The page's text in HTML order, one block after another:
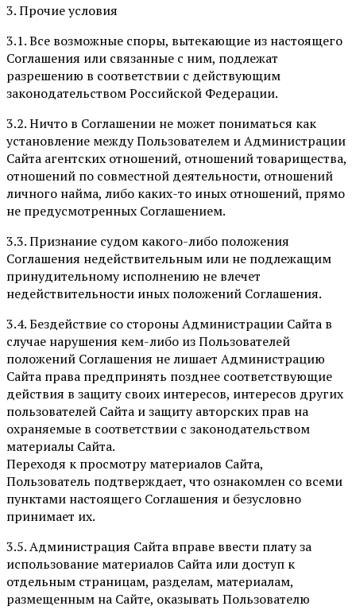
3. Прочие условия
3.1. Все возможные споры, вытекающие из настоящего
Соглашения или связанные с ним, подлежат
разрешению в соответствии с действующим
законодательством Российской Федерации.
3.2. Ничто в Соглашении не может пониматься как
установление между Пользователем и Администрации
Сайта агентских отношений, отношений товарищества,
отношений по совместной деятельности, отношений
личного найма, либо каких-то иных отношений, прямо
не предусмотренных Соглашением.
3.3. Признание судом какого-либо положения
Соглашения недействительным или не подлежащим
принудительному исполнению не влечет
недействительности иных положений Соглашения.
3.4. Бездействие со стороны Администрации Сайта в
случае нарушения кем-либо из Пользователей
положений Соглашения не лишает Администрацию
Сайта права предпринять позднее соответствующие
действия в защиту своих интересов, интересов других
пользователей Сайта и защиту авторских прав на
охраняемые в соответствии с законодательством
материалы Сайта.
Переходя к просмотру материалов Сайта,
Пользователь подтверждает, что ознакомлен со всеми
пунктами настоящего Соглашения и безусловно
принимает их.
3.5. Администрация Сайта вправе ввести плату за
использование материалов Сайта или доступ к
отдельным страницам, разделам, материалам,
размещенным на Сайте, оказывать Пользователю